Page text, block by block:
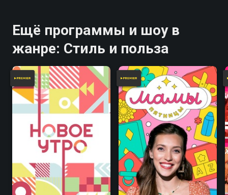
Ещё программы и шоу в
жанре: Стиль и польза